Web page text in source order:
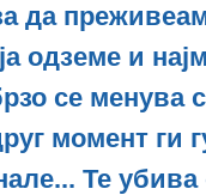
да
одземе и
се менува
момент
Те убива